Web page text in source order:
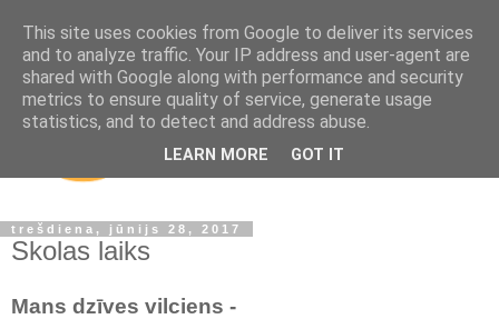
trešdiena, jūnijs 28, 2017
Skolas laiks
Mans dzīves vilciens -
This site uses cookies from Google to deliver its services
and to analyze traffic. Your IP address and user-agent are
shared with Google along with performance and security
metrics to ensure quality of service, generate usage
statistics, and to detect and address abuse.
LEARN MORE GOT IT